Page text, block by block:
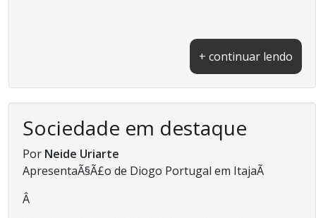
+ continuar lendo
Sociedade em destaque
Por Neide Uriarte
ApresentaÃ§Ã£o de Diogo Portugal em ItajaÃ­
Â